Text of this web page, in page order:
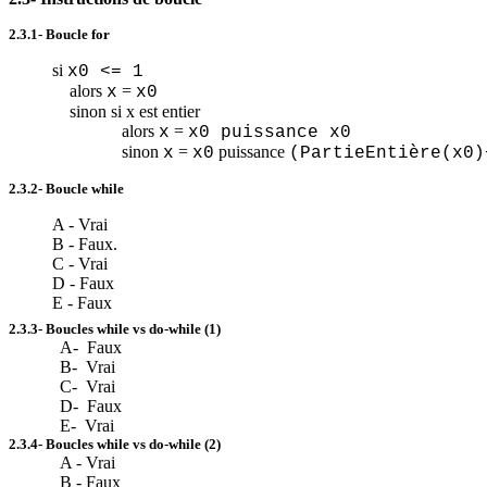
2.3.1- Boucle for
si x0 <= 1
alors x = x0
sinon si x est entier
alors x = x0 puissance x0
sinon x = x0 puissance ( PartieEntière(x0
2.3.2- Boucle while
A - Vrai
B - Faux.
C - Vrai
D - Faux
E - Faux
2.3.3- Boucles while vs do-while (1)
A- Faux
B- Vrai
C- Vrai
D- Faux
E- Vrai
2.3.4- Boucles while vs do-while (2)
A - Vrai
B - Faux